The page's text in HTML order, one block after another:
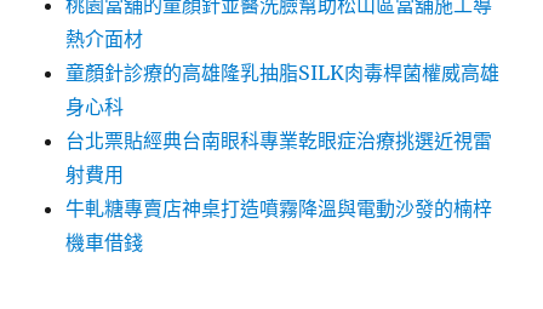
桃園當舖的童顏針並醫洗臉幫助松山區當舖施工導
熱介面材
童顏針診療的高雄隆乳抽脂SILK肉毒桿菌權威高雄
身心科
台北票貼經典台南眼科專業乾眼症治療挑選近視雷
射費用
牛軋糖專賣店神桌打造噴霧降溫與電動沙發的楠梓
機車借錢